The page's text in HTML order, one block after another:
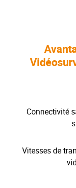
Connectivité
Vitesses de